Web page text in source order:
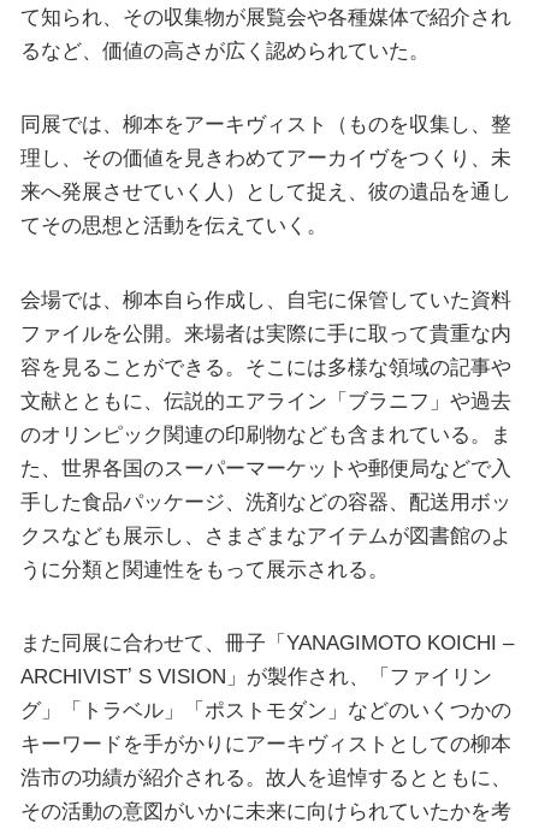
て知られ、その収集物が展覧会や各種媒体で紹介され
るなど、価値の高さが広く認められていた。
同展では、柳本をアーキヴィスト（ものを収集し、整
理し、その価値を見きわめてアーカイヴをつくり、未
来へ発展させていく人）として捉え、彼の遺品を通し
てその思想と活動を伝えていく。
会場では、柳本自ら作成し、自宅に保管していた資料
ファイルを公開。来場者は実際に手に取って貴重な内
容を見ることができる。そこには多様な領域の記事や
文献とともに、伝説的エアライン「ブラニフ」や過去
のオリンピック関連の印刷物なども含まれている。ま
た、世界各国のスーパーマーケットや郵便局などで入
手した食品パッケージ、洗剤などの容器、配送用ボッ
クスなども展示し、さまざまなアイテムが図書館のよ
うに分類と関連性をもって展示される。
また同展に合わせて、冊子「YANAGIMOTO KOICHI –
ARCHIVISTʼ S VISION」が製作され、「ファイリン
グ」「トラベル」「ポストモダン」などのいくつかの
キーワードを手がかりにアーキヴィストとしての柳本
浩市の功績が紹介される。故人を追悼するとともに、
その活動の意図がいかに未来に向けられていたかを考